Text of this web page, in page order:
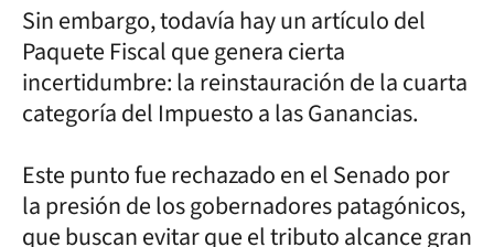
Sin embargo, todavía hay un artículo del
Paquete Fiscal que genera cierta
incertidumbre: la reinstauración de la cuarta
categoría del Impuesto a las Ganancias.
Este punto fue rechazado en el Senado por
la presión de los gobernadores patagónicos,
que buscan evitar que el tributo alcance gran